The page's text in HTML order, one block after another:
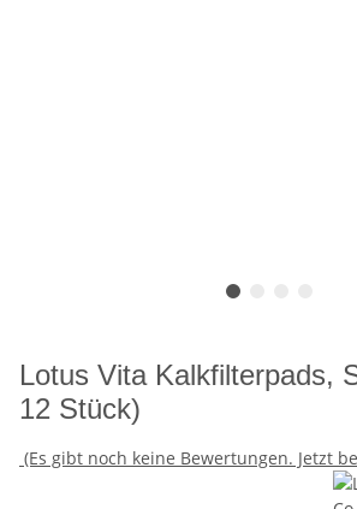
Lotus Vita Kalkfilterpads,
12 Stück)
(Es gibt noch keine Bewertungen. Jetzt